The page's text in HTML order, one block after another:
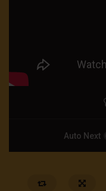
Auto Next